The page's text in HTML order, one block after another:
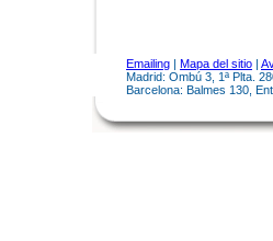
Emailing | Mapa del sitio |
Madrid: Ombú 3, 1ª Plta.
Barcelona: Balmes 130,